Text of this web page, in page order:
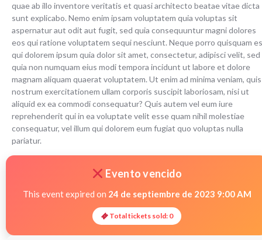
quae ab illo inventore veritatis et quasi architecto beatae vitae dicta
sunt explicabo. Nemo enim ipsam voluptatem quia voluptas sit
aspernatur aut odit aut fugit, sed quia consequuntur magni dolores
eos qui ratione voluptatem sequi nesciunt. Neque porro quisquam
qui dolorem ipsum quia dolor sit amet, consectetur, adipisci velit, sed
quia non numquam eius modi tempora incidunt ut labore et dolore
magnam aliquam quaerat voluptatem. Ut enim ad minima veniam, quis
nostrum exercitationem ullam corporis suscipit laboriosam, nisi ut
aliquid ex ea commodi consequatur? Quis autem vel eum iure
reprehenderit qui in ea voluptate velit esse quam nihil molestiae
consequatur, vel illum qui dolorem eum fugiat quo voluptas nulla
pariatur.
Evento vencido
This event expired on 24 de septiembre de 2023 9:00 AM
Total tickets sold: 0